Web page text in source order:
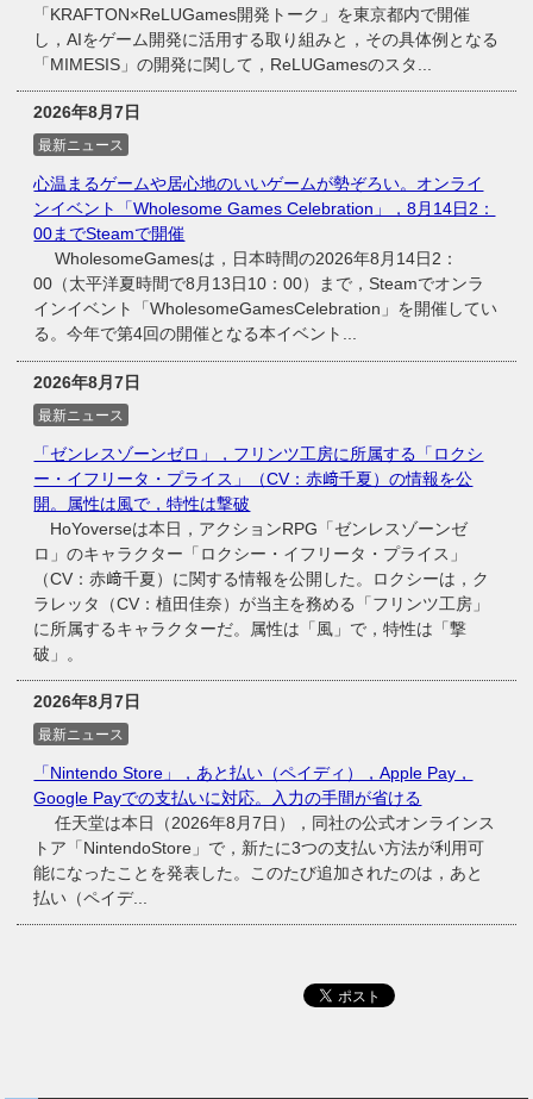
「KRAFTON×ReLUGames開発トーク」を東京都内で開催
し，AIをゲーム開発に活用する取り組みと，その具体例となる
「MIMESIS」の開発に関して，ReLUGamesのスタ...
2026年8月7日
最新ニュース
心温まるゲームや居心地のいいゲームが勢ぞろい。オンライ
ンイベント「Wholesome Games Celebration」，8月14日2：
00までSteamで開催
WholesomeGamesは，日本時間の2026年8月14日2：
00（太平洋夏時間で8月13日10：00）まで，Steamでオンラ
インイベント「WholesomeGamesCelebration」を開催してい
る。今年で第4回の開催となる本イベント...
2026年8月7日
最新ニュース
「ゼンレスゾーンゼロ」，フリンツ工房に所属する「ロクシ
ー・イフリータ・プライス」（CV：赤﨑千夏）の情報を公
開。属性は風で，特性は撃破
HoYoverseは本日，アクションRPG「ゼンレスゾーンゼ
ロ」のキャラクター「ロクシー・イフリータ・プライス」
（CV：赤﨑千夏）に関する情報を公開した。ロクシーは，ク
ラレッタ（CV：植田佳奈）が当主を務める「フリンツ工房」
に所属するキャラクターだ。属性は「風」で，特性は「撃
破」。
2026年8月7日
最新ニュース
「Nintendo Store」，あと払い（ペイディ），Apple Pay，
Google Payでの支払いに対応。入力の手間が省ける
任天堂は本日（2026年8月7日），同社の公式オンラインス
トア「NintendoStore」で，新たに3つの支払い方法が利用可
能になったことを発表した。このたび追加されたのは，あと
払い（ペイデ...